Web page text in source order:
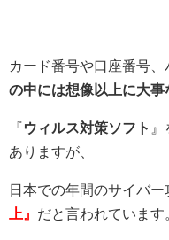
カード番号や口座番号
の中には想像以上に大事
『ウィルス対策ソフト
ありますが、
日本での年間のサイバ
上』 だと言われています